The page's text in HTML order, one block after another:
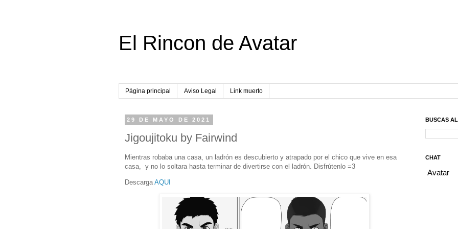
El Rincon de Avatar
Página principal Aviso Legal Link muerto
29 DE MAYO DE 2021
Jigoujitoku by Fairwind
Mientras robaba una casa, un ladrón es descubierto y atrapado por el chico que vive en esa
casa, y no lo soltara hasta terminar de divertirse con el ladrón. Disfrútenlo =3
DescargaAQUI
BUSCAS
CHAT